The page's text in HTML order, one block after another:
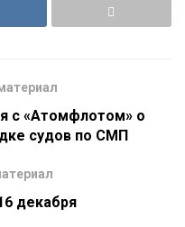
с «Атомфлотом» о
судов по СМП
декабря